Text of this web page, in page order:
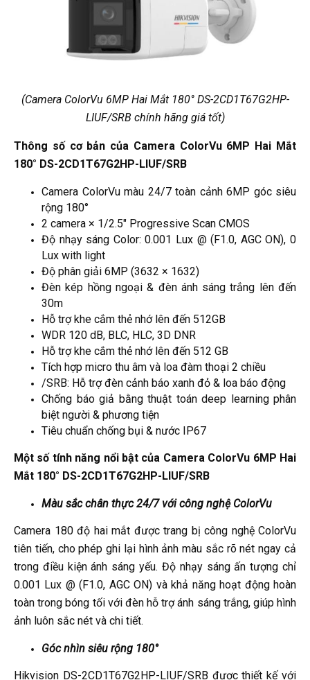
(Camera ColorVu 6MP Hai Mắt 180° DS-2CD1T67G2HP-
LIUF/SRB chính hãng giá tốt)
Thông số cơ bản của Camera ColorVu 6MP Hai Mắt
180° DS-2CD1T67G2HP-LIUF/SRB
Camera ColorVu màu 24/7 toàn cảnh 6MP góc siêu
rộng 180°
2 camera × 1/2.5" Progressive Scan CMOS
Độ nhạy sáng Color: 0.001 Lux @ (F1.0, AGC ON), 0
Lux with light
Độ phân giải 6MP (3632 × 1632)
Đèn kép hồng ngoại & đèn ánh sáng trắng lên đến
30m
Hỗ trợ khe cắm thẻ nhớ lên đến 512GB
WDR 120 dB, BLC, HLC, 3D DNR
Hỗ trợ khe cắm thẻ nhớ lên đến 512 GB
Tích hợp micro thu âm và loa đàm thoại 2 chiều
/SRB: Hỗ trợ đèn cảnh báo xanh đỏ & loa báo động
Chống báo giả bằng thuật toán deep learning phân
biệt người & phương tiện
Tiêu chuẩn chống bụi & nước IP67
Một số tính năng nổi bật của Camera ColorVu 6MP Hai
Mắt 180° DS-2CD1T67G2HP-LIUF/SRB
Màu sắc chân thực 24/7 với công nghệ ColorVu
Camera 180 độ hai mắt được trang bị công nghệ ColorVu
tiên tiến, cho phép ghi lại hình ảnh màu sắc rõ nét ngay cả
trong điều kiện ánh sáng yếu. Độ nhạy sáng ấn tượng chỉ
0.001 Lux @ (F1.0, AGC ON) và khả năng hoạt động hoàn
toàn trong bóng tối với đèn hỗ trợ ánh sáng trắng, giúp hình
ảnh luôn sắc nét và chi tiết.
Góc nhìn siêu rộng 180°
Hikvision DS-2CD1T67G2HP-LIUF/SRB được thiết kế với